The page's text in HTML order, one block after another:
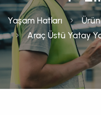
Yaşam Hatları
Araç Üstü Yatay